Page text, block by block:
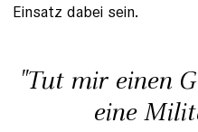
Einsatz dabei sein.
"Tut mir einen
eine